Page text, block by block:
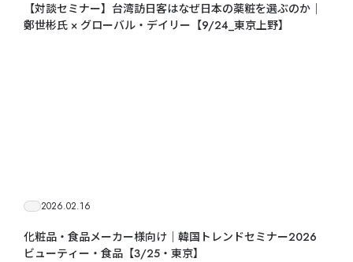
【対談セミナー】台湾訪日客はなぜ日本の薬粧を選ぶのか｜
鄭世彬氏 × グローバル・デイリー【9/24_東京上野】
2026.02.16
化粧品・食品メーカー様向け｜韓国トレンドセミナー2026
ビューティー・食品【3/25・東京】